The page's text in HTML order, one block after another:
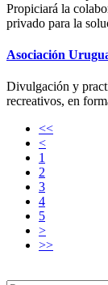
Propiciará la
privado para la
Asociación
Divulgación y
recreativos, en
<<
<
1
2
3
4
5
>
>>